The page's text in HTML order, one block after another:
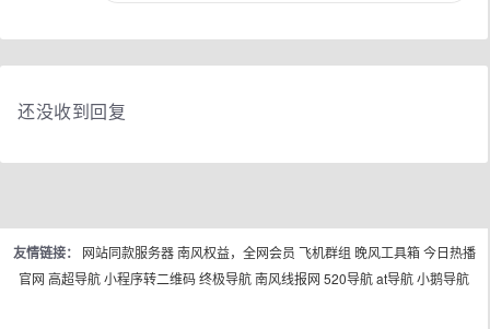
还没收到回复
友情链接： 网站同款服务器 南风权益，全网会员 飞机群组 晚风工具箱 今日热播
官网 高超导航小程序转二维码终极导航南风线报网 520导航at导航小鹅导航